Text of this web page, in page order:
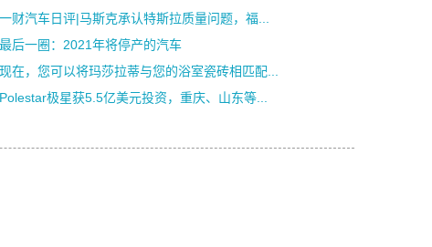
一财汽车日评|马斯克承认特斯拉质量问题，福...
最后一圈：2021年将停产的汽车
现在，您可以将玛莎拉蒂与您的浴室瓷砖相匹配...
Polestar极星获5.5亿美元投资，重庆、山东等...